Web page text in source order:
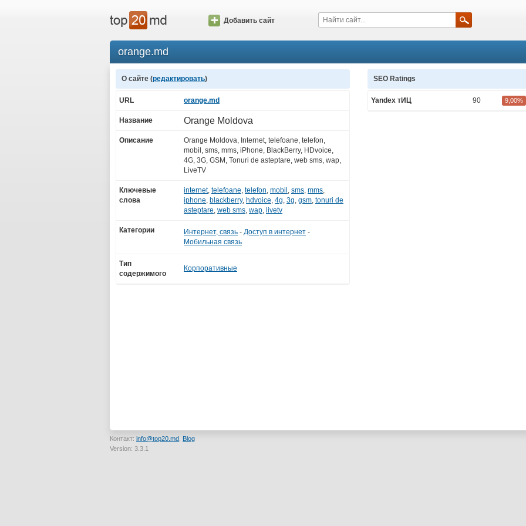
Добавить сайт
orange.md
О сайте (редактировать)
URL orange.md
Название Orange Moldova
Описание
Orange Moldova, Internet, telefoane, telefon,
mobil, sms, mms, iPhone, BlackBerry, HDvoice,
4G, 3G, GSM, Tonuri de asteptare, web sms, wap,
LiveTV
Ключевые
слова
internet, telefoane, telefon, mobil , sms, mms,
iphone, blackberry, hdvoice, 4g, 3g, gsm, tonuri de
asteptare, web sms, wap, livetv
Категории Интернет, связь - Доступ в интернет -
Мобильная связь
Тип
содержимого
Корпоративные
SEO Ratings
Yandex тИЦ 90 9,00%
Контакт: info@top20.md Blog
Version: 3.3.1